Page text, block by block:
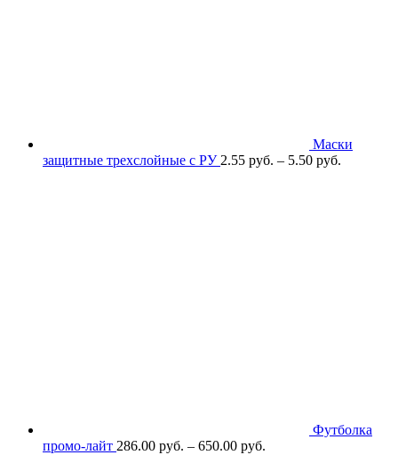
Маски
защитные трехслойные с РУ 2.55 руб. – 5.50 руб.
Футболка
промо-лайт 286.00 руб. – 650.00 руб.